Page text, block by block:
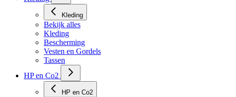
Kleding
Bekijk alles
Kleding
Bescherming
Vesten en Gordels
Tassen
HP en Co2
HP en Co2